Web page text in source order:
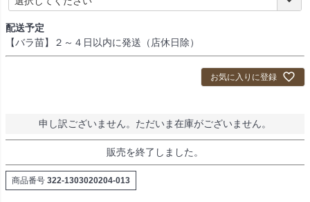
配送予定
【バラ苗】２～４日以内に発送（店休日除）
お気に入りに登録
申し訳ございません。ただいま在庫がございません。
販売を終了しました。
商品番号 322-1303020204-013